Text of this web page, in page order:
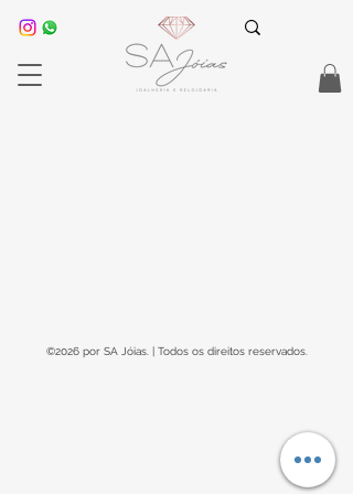
©2026 por SA Jóias. | Todos os direitos reservados.